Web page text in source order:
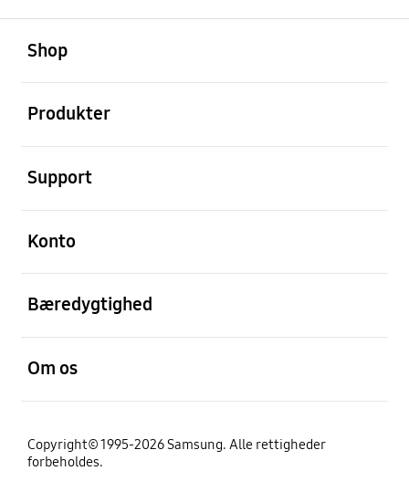
Shop
Produkter
Support
Konto
Bæredygtighed
Om os
Copyright© 1995-2026 Samsung. Alle rettigheder
forbeholdes.